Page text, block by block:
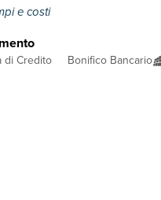
e costi
di Credito Bonifico Bancario